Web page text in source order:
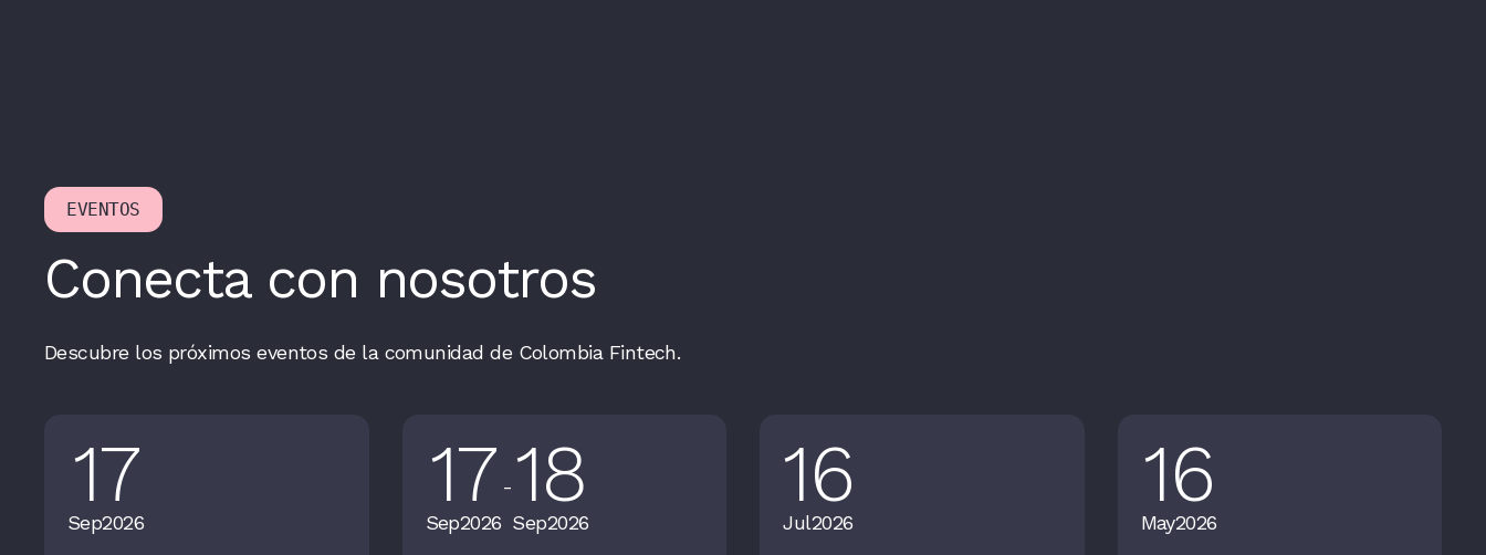
EVENTOS
Conecta con nosotros
Descubre los próximos eventos de la comunidad de Colombia Fintech.
17
Sep2026
17
Sep2026
- 18
Sep2026
16
Jul2026
16
May2026